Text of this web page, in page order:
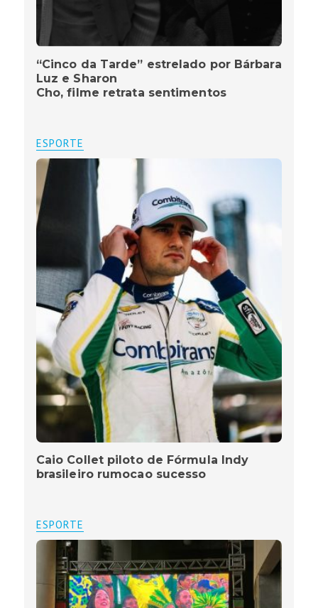
“Cinco da Tarde” estrelado por Bárbara
Luz e Sharon
Cho, filme retrata sentimentos
ESPORTE
Caio Collet piloto de Fórmula Indy
brasileiro rumocao sucesso
ESPORTE